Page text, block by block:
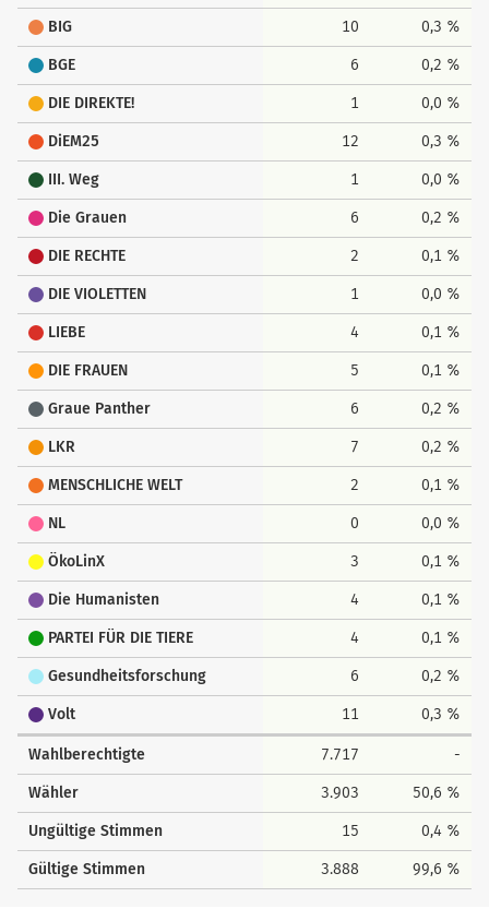
BIG 10 0,3 %
BGE 6 0,2 %
DIE DIREKTE! 1 0,0 %
DiEM25 12 0,3 %
III. Weg 1 0,0 %
Die Grauen 6 0,2 %
DIE RECHTE 2 0,1 %
DIE VIOLETTEN 1 0,0 %
LIEBE 4 0,1 %
DIE FRAUEN 5 0,1 %
Graue Panther 6 0,2 %
LKR 7 0,2 %
MENSCHLICHE WELT 2 0,1 %
NL 0 0,0 %
ÖkoLinX 3 0,1 %
Die Humanisten 4 0,1 %
PARTEI FÜR DIE TIERE 4 0,1 %
Gesundheitsforschung 6 0,2 %
Volt 11 0,3 %
Wahlberechtigte 7.717 -
Wähler 3.903 50,6 %
Ungültige Stimmen 15 0,4 %
Gültige Stimmen 3.888 99,6 %